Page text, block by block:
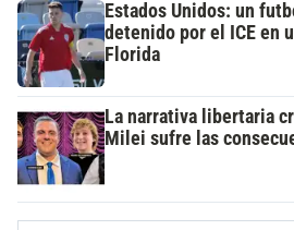
Estados Unidos: un
detenido por el ICE en
Florida
La narrativa libertaria
Milei sufre las